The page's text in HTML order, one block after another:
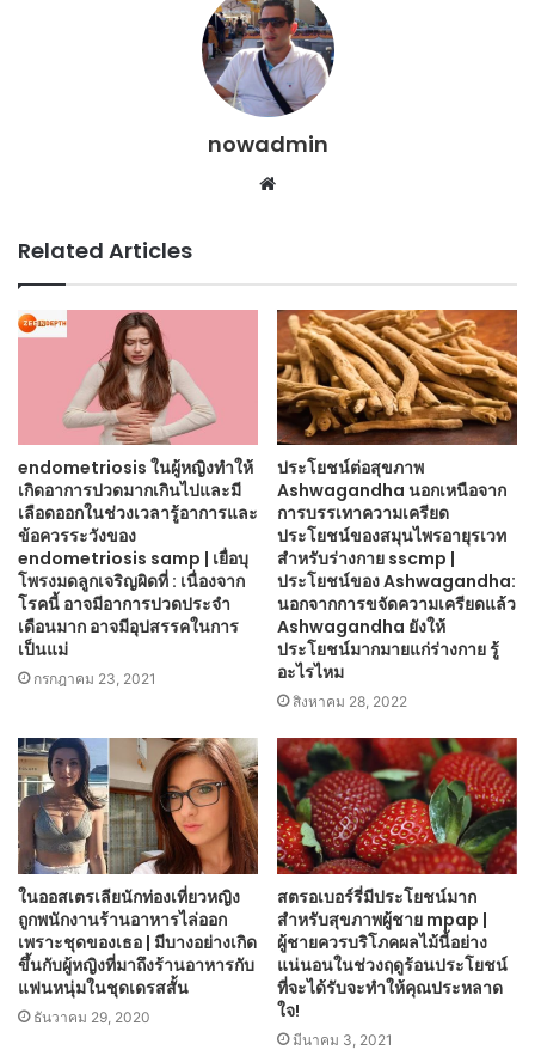
nowadmin
Website
Related Articles
endometriosis ในผู้หญิงทำให้
เกิดอาการปวดมากเกินไปและมี
เลือดออกในช่วงเวลารู้อาการและ
ข้อควรระวังของ
endometriosis samp | เยื่อบุ
โพรงมดลูกเจริญผิดที่ : เนื่องจาก
โรคนี้ อาจมีอาการปวดประจำ
เดือนมาก อาจมีอุปสรรคในการ
เป็นแม่
กรกฎาคม 23, 2021
ประโยชน์ต่อสุขภาพ
Ashwagandha นอกเหนือจาก
การบรรเทาความเครียด
ประโยชน์ของสมุนไพรอายุรเวท
สำหรับร่างกาย sscmp |
ประโยชน์ของ Ashwagandha:
นอกจากการขจัดความเครียดแล้ว
Ashwagandha ยังให้
ประโยชน์มากมายแก่ร่างกาย รู้
อะไรไหม
สิงหาคม 28, 2022
ในออสเตรเลียนักท่องเที่ยวหญิง
ถูกพนักงานร้านอาหารไล่ออก
เพราะชุดของเธอ | มีบางอย่างเกิด
ขึ้นกับผู้หญิงที่มาถึงร้านอาหารกับ
แฟนหนุ่มในชุดเดรสสั้น
ธันวาคม 29, 2020
สตรอเบอร์รี่มีประโยชน์มาก
สำหรับสุขภาพผู้ชาย mpap |
ผู้ชายควรบริโภคผลไม้นี้อย่าง
แน่นอนในช่วงฤดูร้อนประโยชน์
ที่จะได้รับจะทำให้คุณประหลาด
ใจ!
มีนาคม 3, 2021